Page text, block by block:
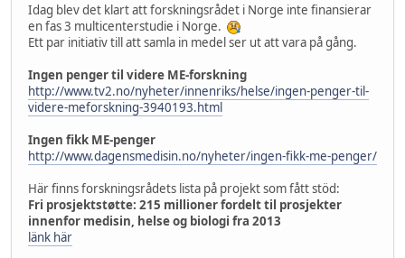
Idag blev det klart att forskningsrådet i Norge inte finansierar
en fas 3 multicenterstudie i Norge.
Ett par initiativ till att samla in medel ser ut att vara på gång.
Ingen penger til videre ME-forskning
http://www.tv2.no/nyheter/innenriks/helse/ingen-penger-til-
videre-meforskning-3940193.html
Ingen fikk ME-penger
http://www.dagensmedisin.no/nyheter/ingen-fikk-me-penger/
Här finns forskningsrådets lista på projekt som fått stöd:
Fri prosjektstøtte: 215 millioner fordelt til prosjekter
innenfor medisin, helse og biologi fra 2013
länk här